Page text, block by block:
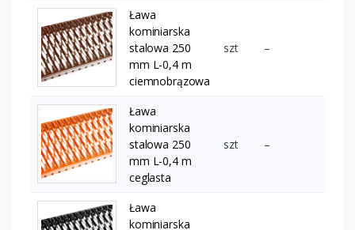
Ława
kominiarska
stalowa 250
mm L-0,4 m
ciemnobrązowa
szt –
Ława
kominiarska
stalowa 250
mm L-0,4 m
ceglasta
szt –
Ława
kominiarska